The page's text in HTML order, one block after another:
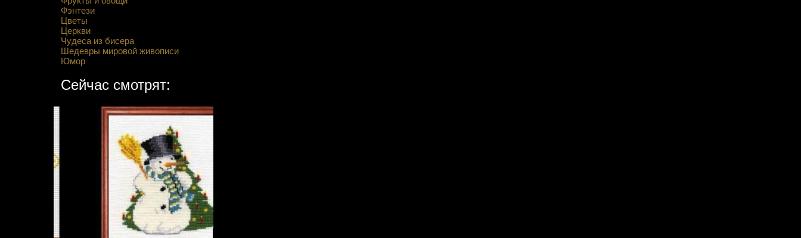
Фэнтези
Цветы
Церкви
Чудеса из бисера
Шедевры мировой живописи
Юмор
Сейчас смотрят: